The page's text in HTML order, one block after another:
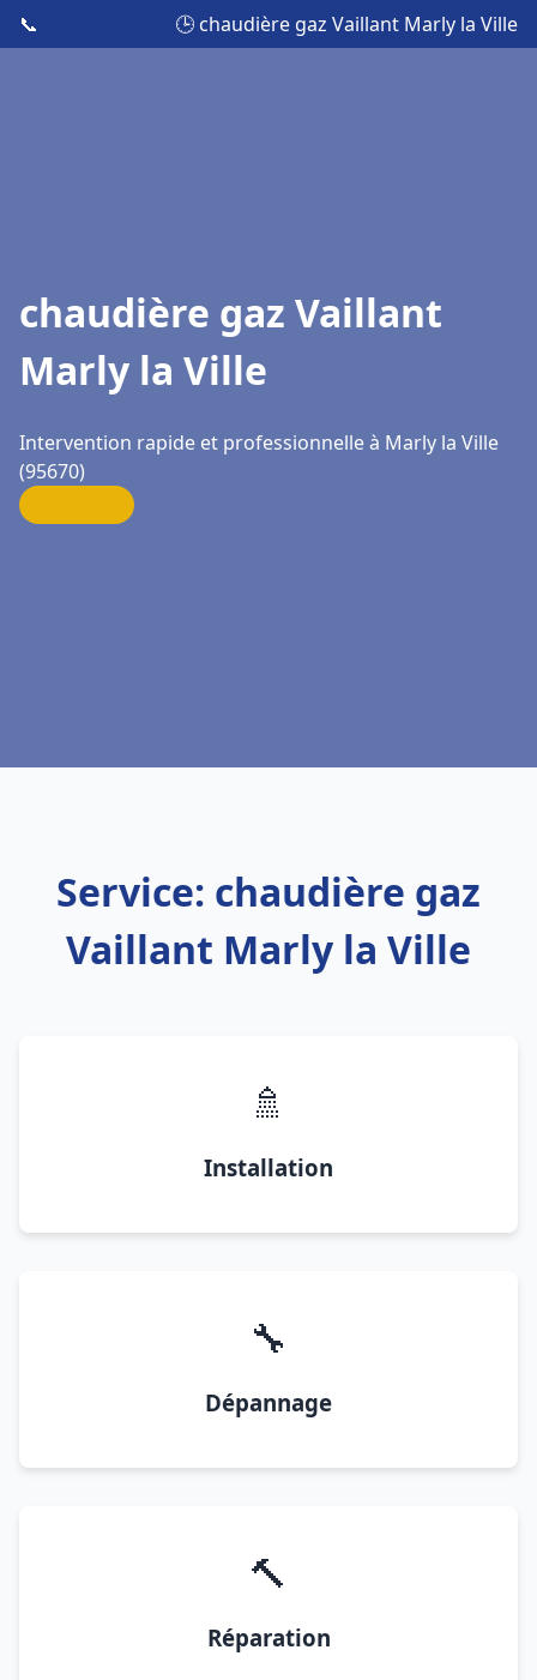
📞 🕒 chaudière gaz Vaillant Marly la Ville
chaudière gaz Vaillant
Marly la Ville
Intervention rapide et professionnelle à Marly la Ville
(95670)
Service: chaudière gaz
Vaillant Marly la Ville
🚿
Installation
🔧
Dépannage
🔨
Réparation